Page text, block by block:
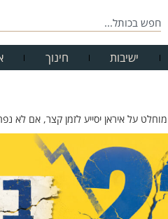
ישיבות חינוך
מוחלט על איראן יסייע לזמן קצר, אם לא